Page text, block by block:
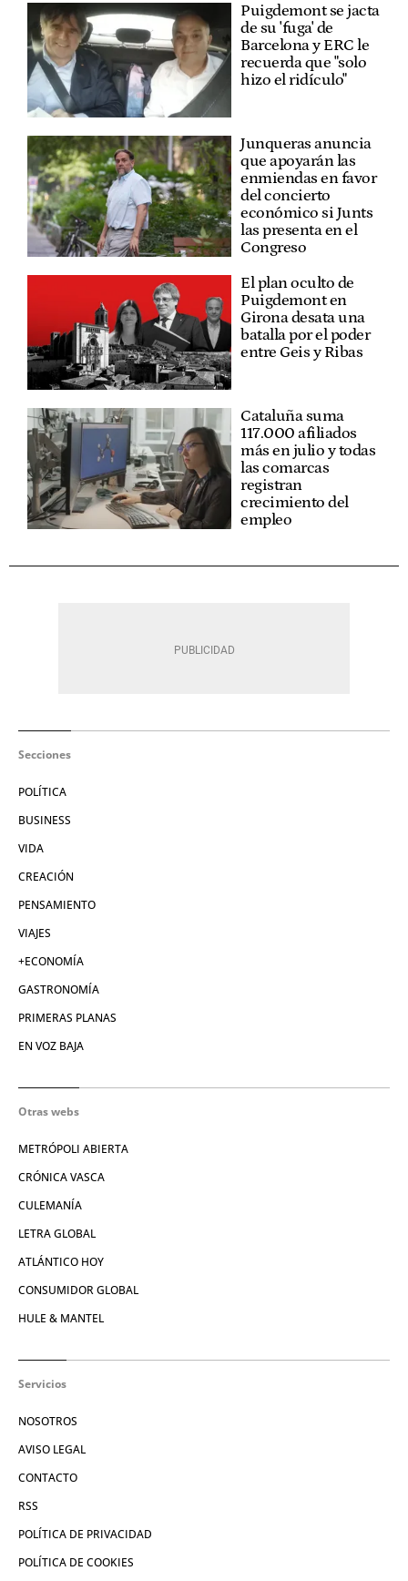
Puigdemont se jacta
de su 'fuga' de
Barcelona y ERC le
recuerda que "solo
hizo el ridículo"
Junqueras anuncia
que apoyarán las
enmiendas en favor
del concierto
económico si Junts
las presenta en el
Congreso
El plan oculto de
Puigdemont en
Girona desata una
batalla por el poder
entre Geis y Ribas
Cataluña suma
117.000 afiliados
más en julio y todas
las comarcas
registran
crecimiento del
empleo
Secciones
POLÍTICA
BUSINESS
VIDA
CREACIÓN
PENSAMIENTO
VIAJES
+ECONOMÍA
GASTRONOMÍA
PRIMERAS PLANAS
EN VOZ BAJA
Otras webs
METRÓPOLI ABIERTA
CRÓNICA VASCA
CULEMANÍA
LETRA GLOBAL
ATLÁNTICO HOY
CONSUMIDOR GLOBAL
HULE & MANTEL
Servicios
NOSOTROS
AVISO LEGAL
CONTACTO
RSS
POLÍTICA DE PRIVACIDAD
POLÍTICA DE COOKIES